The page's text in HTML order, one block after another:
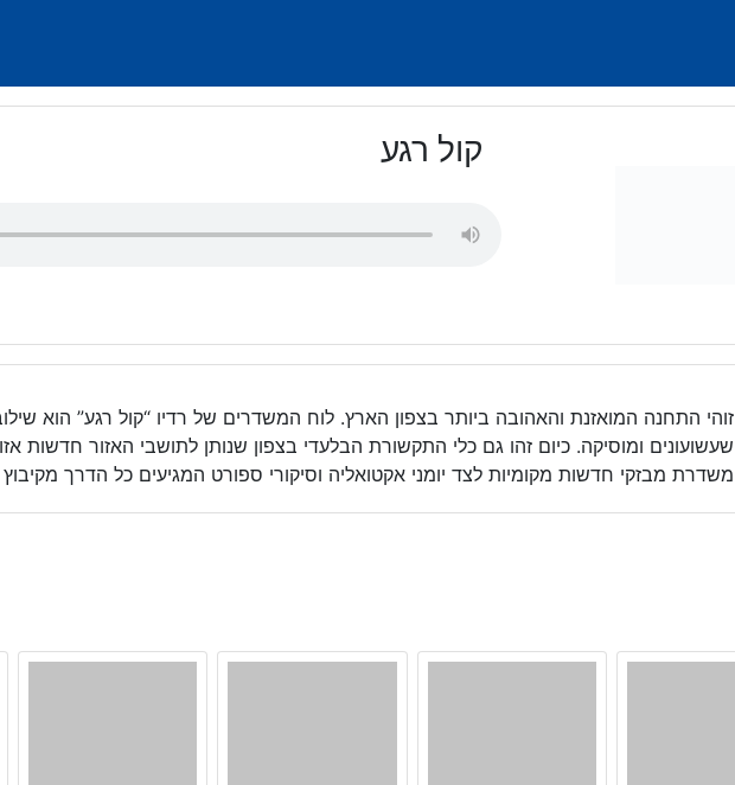
קול רגע
זוהי התחנה המואזנת והאהובה ביותר בצפון הארץ. לוח המשדרים של רדיו “קול רגע” הוא
שעשועונים ומוסיקה. כיום זהו גם כלי התקשורת הבלעדי בצפון שנותן לתושבי האזור חדשות
משדרת מבזקי חדשות מקומיות לצד יומני אקטואליה וסיקורי ספורט המגיעים כל הדרך